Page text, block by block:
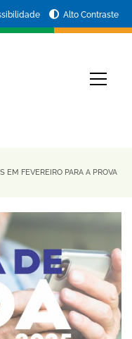
Alto Contraste
EM FEVEREIRO PARA A PROVA